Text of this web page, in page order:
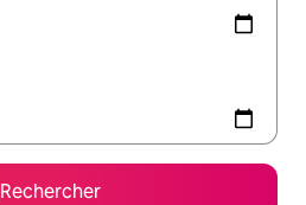
Rechercher